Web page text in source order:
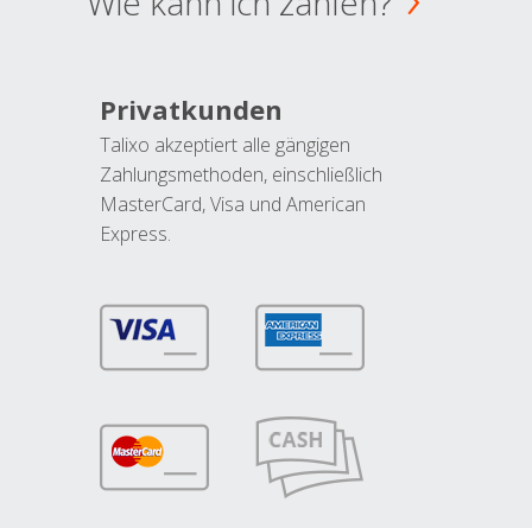
Privatkunden
Talixo akzeptiert alle gängigen
Zahlungsmethoden, einschließlich
MasterCard, Visa und American
Express.